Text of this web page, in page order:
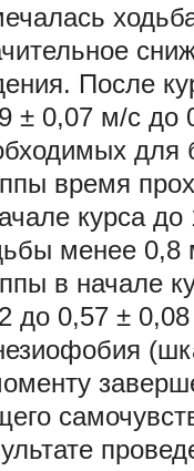
После
± 0,07 м/с до
для
время
курса
менее 0,8
в начале
до 0,57 ±